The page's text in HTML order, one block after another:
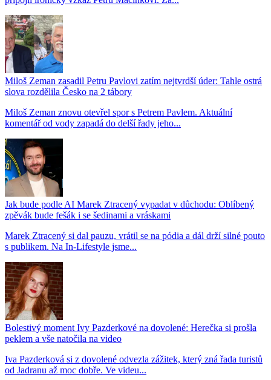
Miloš Zeman zasadil Petru Pavlovi zatím nejtvrdší úder: Tahle ostrá
slova rozdělila Česko na 2 tábory
Miloš Zeman znovu otevřel spor s Petrem Pavlem. Aktuální
komentář od vody zapadá do delší řady jeho...
Jak bude podle AI Marek Ztracený vypadat v důchodu: Oblíbený
zpěvák bude fešák i se šedinami a vráskami
Marek Ztracený si dal pauzu, vrátil se na pódia a dál drží silné pouto
s publikem. Na In-Lifestyle jsme...
Bolestivý moment Ivy Pazderkové na dovolené: Herečka si prošla
peklem a vše natočila na video
Iva Pazderková si z dovolené odvezla zážitek, který zná řada turistů
od Jadranu až moc dobře. Ve videu...